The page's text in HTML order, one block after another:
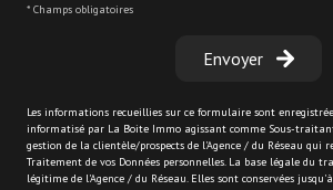
* Champs obligatoires
Envoyer
Les informations recueillies sur ce formulaire sont
informatisé par La Boite Immo agissant comme Sous-
gestion de la clientèle/prospects de l'Agence / du Réseau qui
Traitement de vos Données personnelles. La base légale du
légitime de l'Agence / du Réseau. Elles sont conservées